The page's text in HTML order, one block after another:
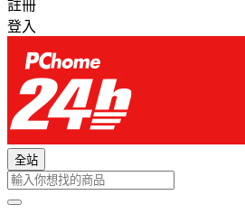
註冊
登入
全站